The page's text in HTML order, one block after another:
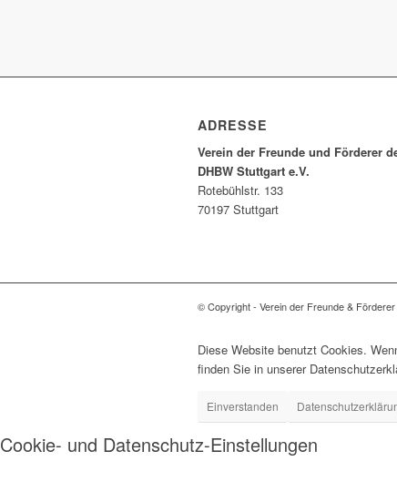
ADRESSE
Verein der Freunde und Förderer
DHBW Stuttgart e.V.
Rotebühlstr. 133
70197 Stuttgart
© Copyright - Verein der Freunde &
Diese Website benutzt Cookies.
finden Sie in unserer
Einverstanden
Cookie- und Datenschutz-Einstellungen